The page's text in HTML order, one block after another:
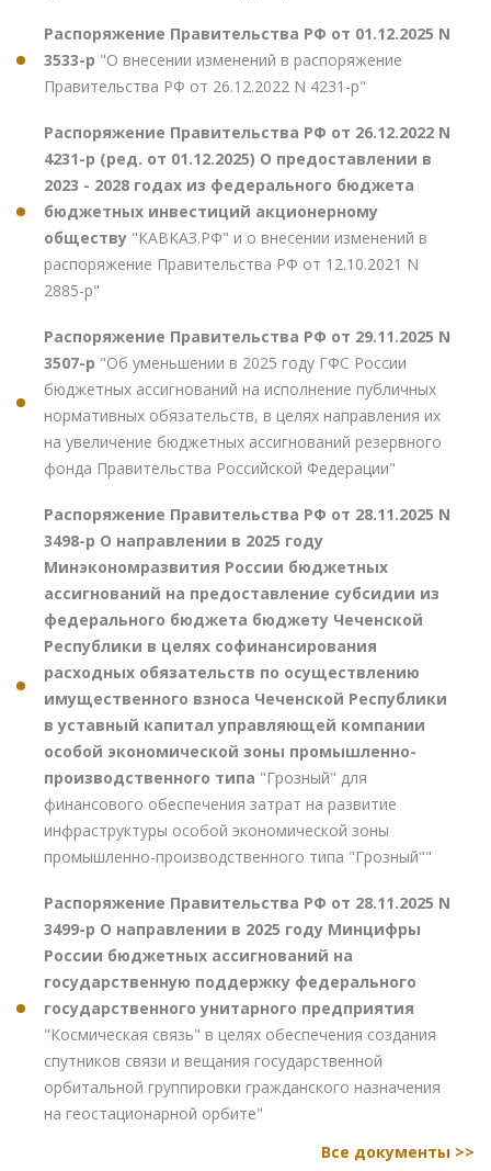
Распоряжение Правительства РФ от 01.12.2025 N
3533-р "О внесении изменений в распоряжение
Правительства РФ от 26.12.2022 N 4231-р"
Распоряжение Правительства РФ от 26.12.2022 N
4231-р (ред. от 01.12.2025) О предоставлении в
2023 - 2028 годах из федерального бюджета
бюджетных инвестиций акционерному
обществу "КАВКАЗ.РФ" и о внесении изменений в
распоряжение Правительства РФ от 12.10.2021 N
2885-р"
Распоряжение Правительства РФ от 29.11.2025 N
3507-р "Об уменьшении в 2025 году ГФС России
бюджетных ассигнований на исполнение публичных
нормативных обязательств, в целях направления их
на увеличение бюджетных ассигнований резервного
фонда Правительства Российской Федерации"
Распоряжение Правительства РФ от 28.11.2025 N
3498-р О направлении в 2025 году
Минэкономразвития России бюджетных
ассигнований на предоставление субсидии из
федерального бюджета бюджету Чеченской
Республики в целях софинансирования
расходных обязательств по осуществлению
имущественного взноса Чеченской Республики
в уставный капитал управляющей компании
особой экономической зоны промышленно-
производственного типа "Грозный" для
финансового обеспечения затрат на развитие
инфраструктуры особой экономической зоны
промышленно-производственного типа "Грозный""
Распоряжение Правительства РФ от 28.11.2025 N
3499-р О направлении в 2025 году Минцифры
России бюджетных ассигнований на
государственную поддержку федерального
государственного унитарного предприятия
"Космическая связь" в целях обеспечения создания
спутников связи и вещания государственной
орбитальной группировки гражданского назначения
на геостационарной орбите"
Все документы >>